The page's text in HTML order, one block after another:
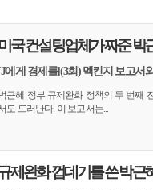
국 컨설팅업체가 짜준 박
에게 경제를](3회) 멕킨지 보고서
근혜 정부 규제완화 정책의 두 번째
도 드러난다. 이 보고서는...
제완화 껍데기를 쓴 박근